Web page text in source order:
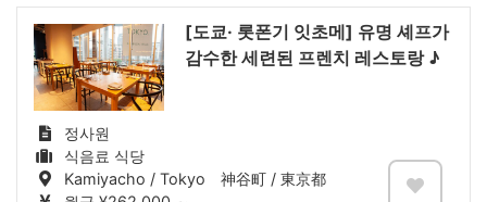
[도쿄· 롯폰기 잇초메] 유명 셰프가
감수한 세련된 프렌치 레스토랑 ♪
정사원
식음료 식당
Kamiyacho / Tokyo 神谷町 / 東京都